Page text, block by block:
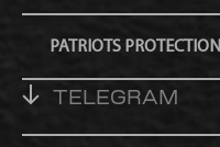
PATRIOTS PROTECTION
TELEGRAM